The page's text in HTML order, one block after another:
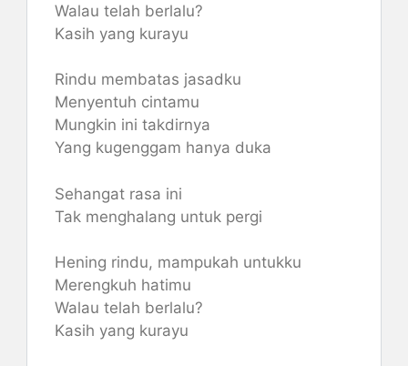
Walau telah berlalu?
Kasih yang kurayu
Rindu membatas jasadku
Menyentuh cintamu
Mungkin ini takdirnya
Yang kugenggam hanya duka
Sehangat rasa ini
Tak menghalang untuk pergi
Hening rindu, mampukah untukku
Merengkuh hatimu
Walau telah berlalu?
Kasih yang kurayu